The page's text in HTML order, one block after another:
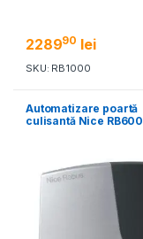
228990 lei
SKU: RB1000
Automatizare poartă
culisantă Nice RB600